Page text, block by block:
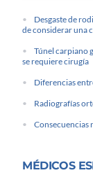
Desgaste de
de considerar una
Túnel carpiano
se requiere cirugía
Diferencias
Radiografías
Consecuencias
MÉDICOS